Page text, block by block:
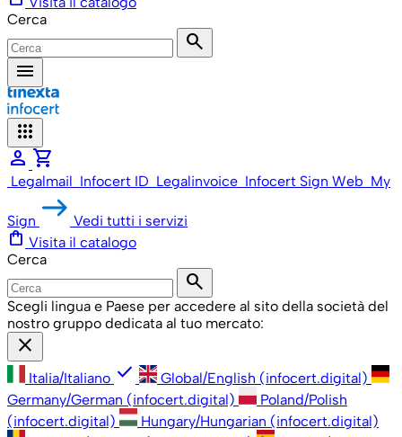
Cerca
search
menu
apps
person shopping_cart
Legalmail Infocert ID Legalinvoice Infocert Sign Web My
Sign Vedi tutti i servizi
shopping_bag Visita il catalogo
Cerca
search
Scegli lingua e Paese per accedere al sito della società del
nostro gruppo dedicata al tuo mercato:
close
Italia/Italiano check
Global/English (infocert.digital)
Germany/German (infocert.digital)
Poland/Polish
(infocert.digital)
Hungary/Hungarian (infocert.digital)